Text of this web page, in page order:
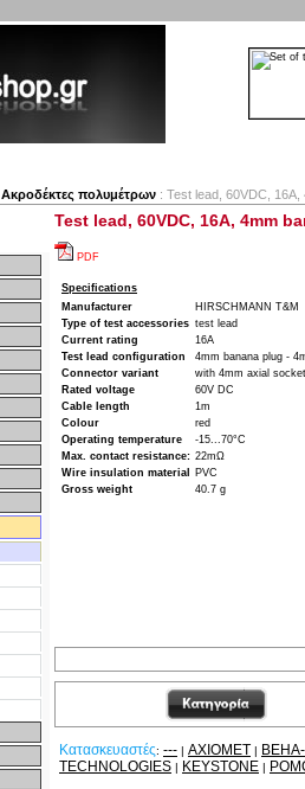
Ακροδέκτες πολυμέτρων : Test lead, 60VDC,
Test lead, 60VDC, 16A, 4mm
PDF
Specifications
Manufacturer
HIRSCHMANN T&M
Type of test accessories test lead
Current rating
16A
Test lead configuration
4mm banana plug -
Connector variant
with 4mm axial socket
Rated voltage
60V DC
Cable length
1m
Colour
red
Operating temperature
-15...70°C
Max. contact resistance: 22mΩ
Wire insulation material
PVC
Gross weight
40.7 g
Κατασκευαστές: --- | AXIOMET |
TECHNOLOGIES | KEYSTONE |